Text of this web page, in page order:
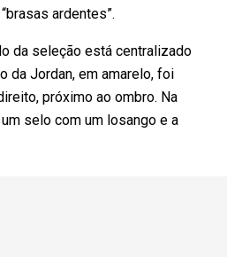
ardentes”.
da seleção está centralizado
da Jordan, em amarelo, foi
próximo ao ombro. Na
selo com um losango e a